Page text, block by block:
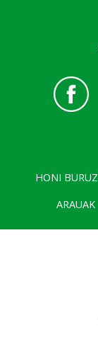
HONI BURUZ
ARAUAK